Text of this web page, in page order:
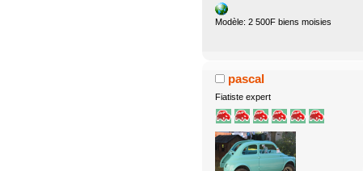
Modèle: 2 500F biens moisies
pascal
Fiatiste expert